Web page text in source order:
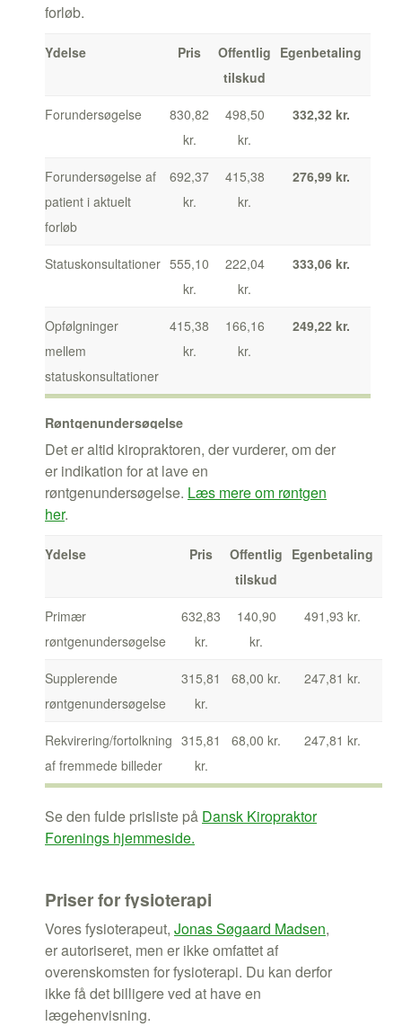
forløb.
Ydelse Pris
Offentlig
tilskud
Egenbetaling
Forundersøgelse
830,82
kr.
498,50
kr.
332,32 kr.
Forundersøgelse af
patient i aktuelt
forløb
692,37
kr.
415,38
kr.
276,99 kr.
Statuskonsultationer 555,10
kr.
222,04
kr.
333,06 kr.
Opfølgninger
mellem
statuskonsultationer
415,38
kr.
166,16
kr.
249,22 kr.
Røntgenundersøgelse
Det er altid kiropraktoren, der vurderer, om der
er indikation for at lave en
røntgenundersøgelse. Læs mere om røntgen
her.
Ydelse Pris
Offentlig
tilskud
Egenbetaling
Primær
røntgenundersøgelse
632,83
kr.
140,90
kr.
491,93 kr.
Supplerende
røntgenundersøgelse
315,81
kr.
68,00 kr. 247,81 kr.
Rekvirering/fortolkning
af fremmede billeder
315,81
kr.
68,00 kr. 247,81 kr.
Se den fulde prisliste på Dansk Kiropraktor
Forenings hjemmeside.
Priser for fysioterapi
Vores fysioterapeut, Jonas Søgaard Madsen,
er autoriseret, men er ikke omfattet af
overenskomsten for fysioterapi. Du kan derfor
ikke få det billigere ved at have en
lægehenvisning.